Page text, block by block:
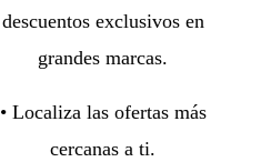
descuentos exclusivos en
grandes marcas.
• Localiza las ofertas más
cercanas a ti.